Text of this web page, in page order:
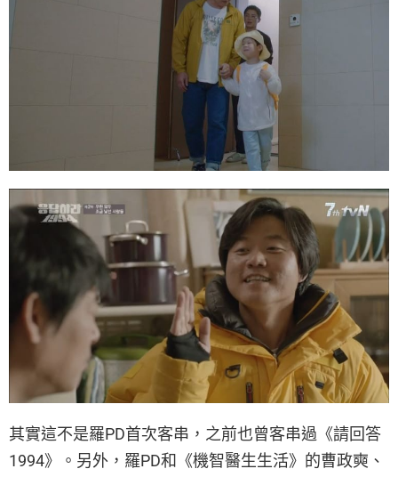
其實這不是羅PD首次客串，之前也曾客串過《請回答
1994》。另外，羅PD和《機智醫生生活》的曹政奭、